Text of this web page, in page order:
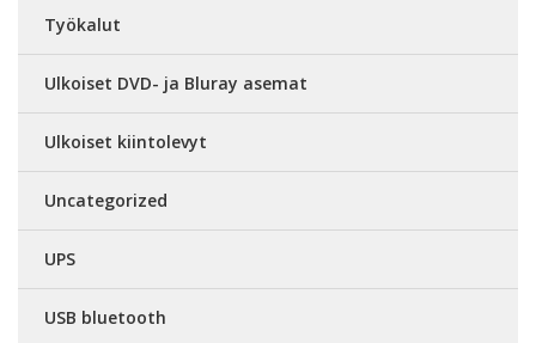
Työkalut
Ulkoiset DVD- ja Bluray asemat
Ulkoiset kiintolevyt
Uncategorized
UPS
USB bluetooth